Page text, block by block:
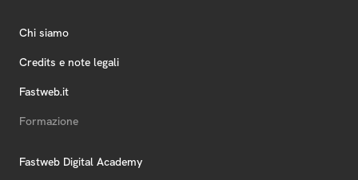
Chi siamo
Credits e note legali
Fastweb.it
Formazione
Fastweb Digital Academy